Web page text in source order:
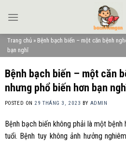
Trang chủ » Bệnh bạch biến – một căn bệnh
bạn nghĩ
Bệnh bạch biến – một căn
nhưng phổ biến hơn bạn
POSTED ON 29 THÁNG 3, 2023 BY ADMIN
Bệnh bạch biến không phải là một
tuổi. Bệnh tuy không ảnh hưởng